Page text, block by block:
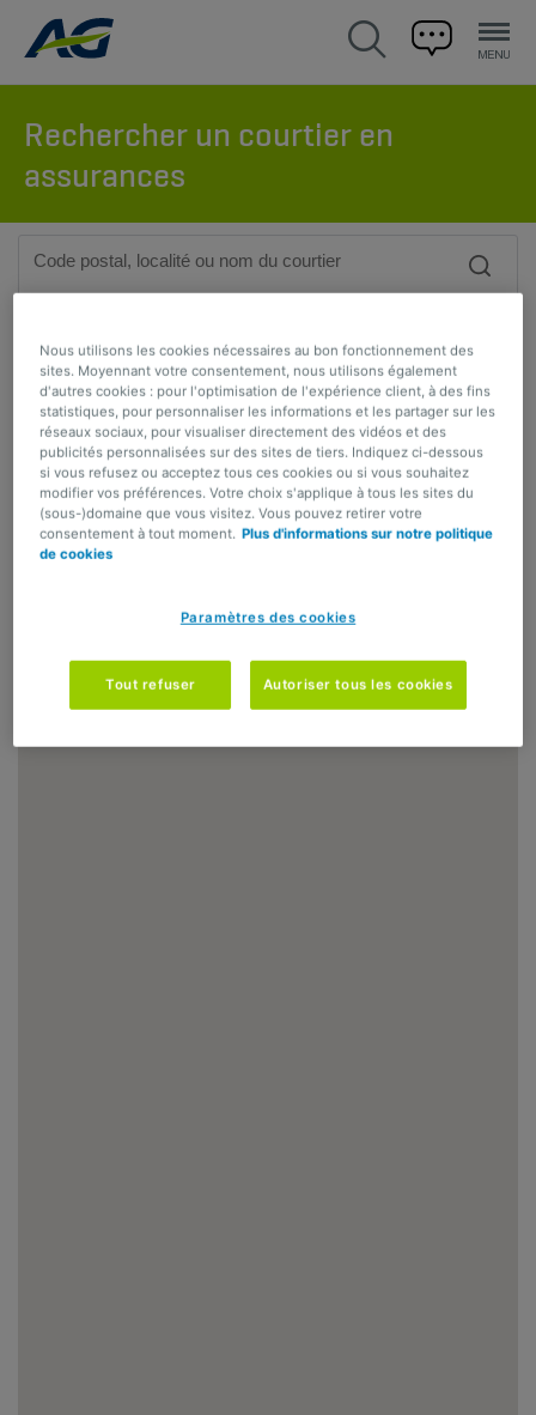
Rechercher un courtier en
assurances
Vous pouvez zoomer à l’aide de la carte ou adapter
un critère de recherche pour obtenir une liste
limitée de propositions.
Nous utilisons les cookies nécessaires au bon fonctionnement des
sites. Moyennant votre consentement, nous utilisons également
d'autres cookies : pour l'optimisation de l'expérience client, à des fins
statistiques, pour personnaliser les informations et les partager sur les
réseaux sociaux, pour visualiser directement des vidéos et des
publicités personnalisées sur des sites de tiers. Indiquez ci-dessous
si vous refusez ou acceptez tous ces cookies ou si vous souhaitez
modifier vos préférences. Votre choix s'applique à tous les sites du
(sous-)domaine que vous visitez. Vous pouvez retirer votre
consentement à tout moment. Plus d'informations sur notre politique
de cookies
Paramètres des cookies
Tout refuser Autoriser tous les cookies